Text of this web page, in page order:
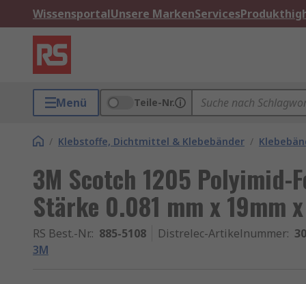
WissensportalUnsere MarkenServices
Menü Teile-Nr.
/ Klebstoffe, Dichtmittel & Klebebänder /
3M Scotch 1205 Polyimid-
Stärke 0.081 mm x 19mm
RS Best.-Nr.: 885-5108 Distrelec-Artikelnummer:
3M